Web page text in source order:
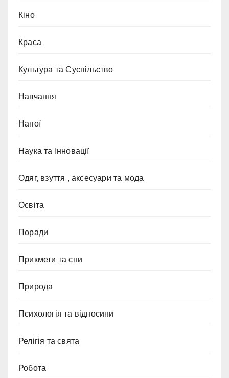
Кіно
Краса
Культура та Суспільство
Навчання
Напої
Наука та Інновації
Одяг, взуття , аксесуари та мода
Освіта
Поради
Прикмети та сни
Природа
Психологія та відносини
Релігія та свята
Робота